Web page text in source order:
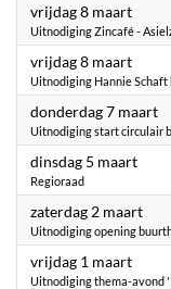
vrijdag 8 maart2024
Uitnodiging Zincafé -
vrijdag 8 maart2024
Uitnodiging Hannie Schaft
donderdag 7 maart
Uitnodiging start circulair
dinsdag 5 maart2024
Regioraad
zaterdag 2 maart2024
Uitnodiging opening
vrijdag 1 maart2024
Uitnodiging thema-avond